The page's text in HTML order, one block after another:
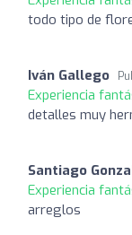
todo tipo de
Iván Gallego
Experiencia
detalles muy
Santiago
Experiencia
arreglos